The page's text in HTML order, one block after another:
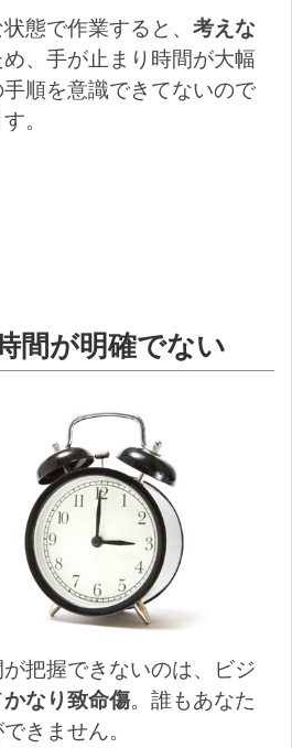
態で作業すると、 考えな
め、手が止まり時間が大幅
順を意識できてないので
。
間が明確でない
把握できないのは、ビジ
かなり致命傷。誰もあなた
きません。